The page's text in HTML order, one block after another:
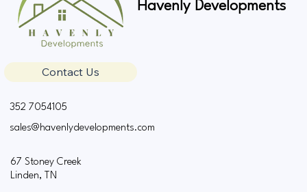
Contact Us
Havenly Developments
352 7054105
sales@havenlydevelopments.com
67 Stoney Creek
Linden, TN